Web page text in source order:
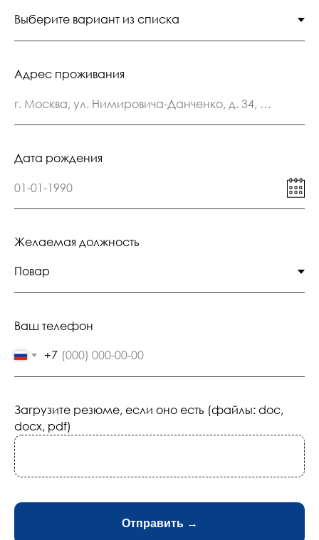
Адрес проживания
г. Москва, ул. Нимировича-Данченко, д. 34, кв. 102
Дата рождения
01-01-1990
Желаемая должность
Ваш телефон
+7
Загрузите резюме, если оно есть (файлы: doc,
docx, pdf)
Отправить →